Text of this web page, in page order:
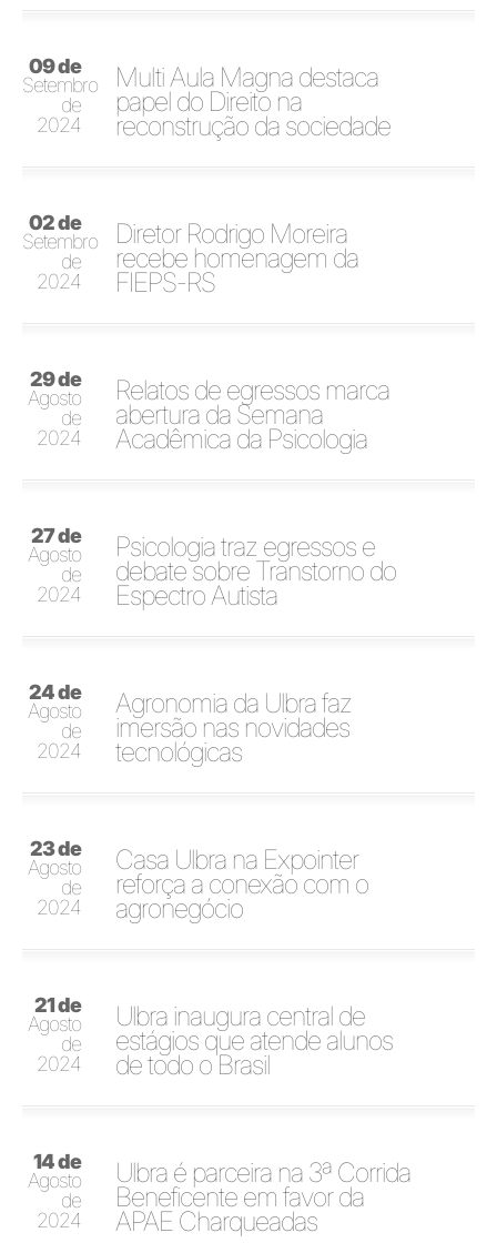
09 de
Setembro
de
2024
Multi Aula Magna destaca
papel do Direito na
reconstrução da sociedade
02 de
Setembro
de
2024
Diretor Rodrigo Moreira
recebe homenagem da
FIEPS-RS
29 de
Agosto
de
2024
Relatos de egressos marca
abertura da Semana
Acadêmica da Psicologia
27 de
Agosto
de
2024
Psicologia traz egressos e
debate sobre Transtorno do
Espectro Autista
24 de
Agosto
de
2024
Agronomia da Ulbra faz
imersão nas novidades
tecnológicas
23 de
Agosto
de
2024
Casa Ulbra na Expointer
reforça a conexão com o
agronegócio
21 de
Agosto
de
2024
Ulbra inaugura central de
estágios que atende alunos
de todo o Brasil
14 de
Agosto
de
2024
Ulbra é parceira na 3ª Corrida
Beneficente em favor da
APAE Charqueadas